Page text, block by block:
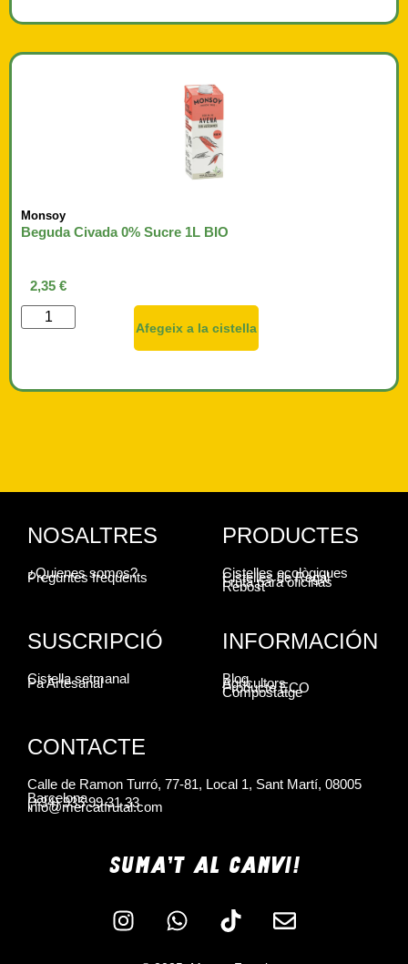
Monsoy
Beguda Civada 0% Sucre 1L BIO
2,35 €
Afegeix a la cistella
NOSALTRES
¿Quienes somos?
Preguntes freqüents
PRODUCTES
Cistelles ecològiques
Cistelles de Regal
Fruta para oficinas
Rebost
SUSCRIPCIÓ
Cistella setmanal
Pa Artesanal
INFORMACIÓN
Blog
Agricultors
Producte ECO
Compostatge
CONTACTE
Calle de Ramon Turró, 77-81, Local 1, Sant Martí, 08005
Barcelona
(+34) 935 99 31 33
info@mercatfrutal.com
SUMA'T AL CANVI!